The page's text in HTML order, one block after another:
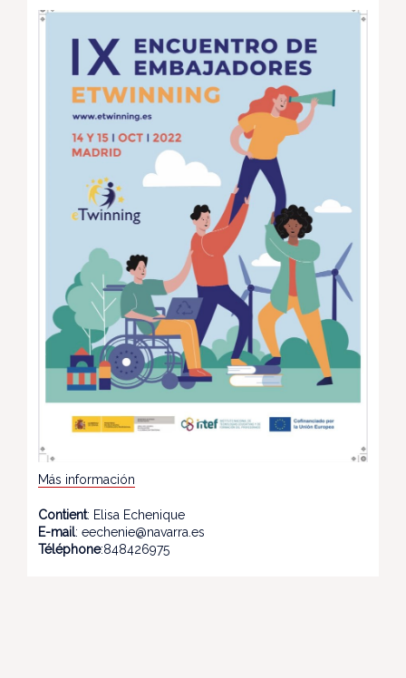
Más información
Contient: Elisa Echenique
E-mail: eechenie@navarra.es
Téléphone:848426975